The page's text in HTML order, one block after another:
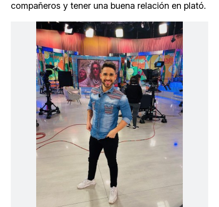
compañeros y tener una buena relación en plató.